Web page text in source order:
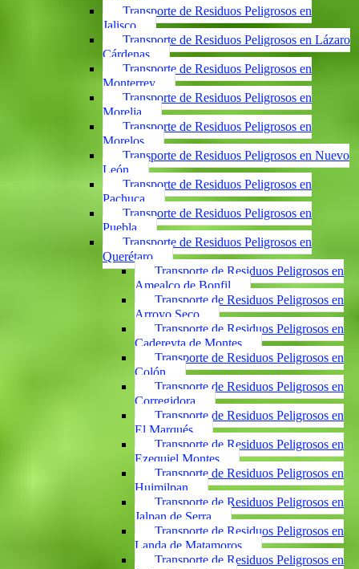
Transporte de Residuos Peligrosos en
Jalisco
Transporte de Residuos Peligrosos en Lázaro
Cárdenas
Transporte de Residuos Peligrosos en
Monterrey
Transporte de Residuos Peligrosos en
Morelia
Transporte de Residuos Peligrosos en
Morelos
Transporte de Residuos Peligrosos en Nuevo
León
Transporte de Residuos Peligrosos en
Pachuca
Transporte de Residuos Peligrosos en
Puebla
Transporte de Residuos Peligrosos en
Querétaro
Transporte de Residuos Peligrosos en
Amealco de Bonfil
Transporte de Residuos Peligrosos en
Arroyo Seco
Transporte de Residuos Peligrosos en
Cadereyta de Montes
Transporte de Residuos Peligrosos en
Colón
Transporte de Residuos Peligrosos en
Corregidora
Transporte de Residuos Peligrosos en
El Marqués
Transporte de Residuos Peligrosos en
Ezequiel Montes
Transporte de Residuos Peligrosos en
Huimilpan
Transporte de Residuos Peligrosos en
Jalpan de Serra
Transporte de Residuos Peligrosos en
Landa de Matamoros
Transporte de Residuos Peligrosos en